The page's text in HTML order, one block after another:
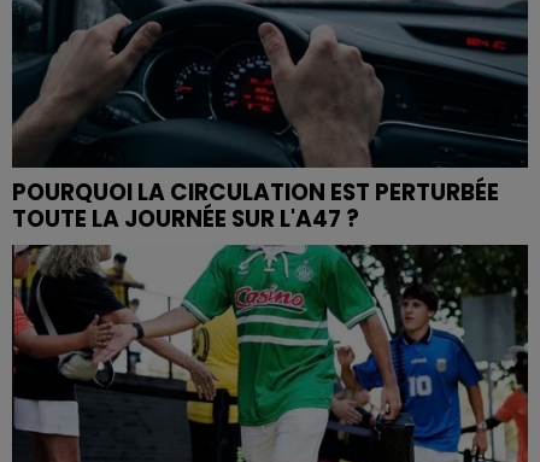
POURQUOI LA CIRCULATION EST PERTURBÉE
TOUTE LA JOURNÉE SUR L'A47 ?